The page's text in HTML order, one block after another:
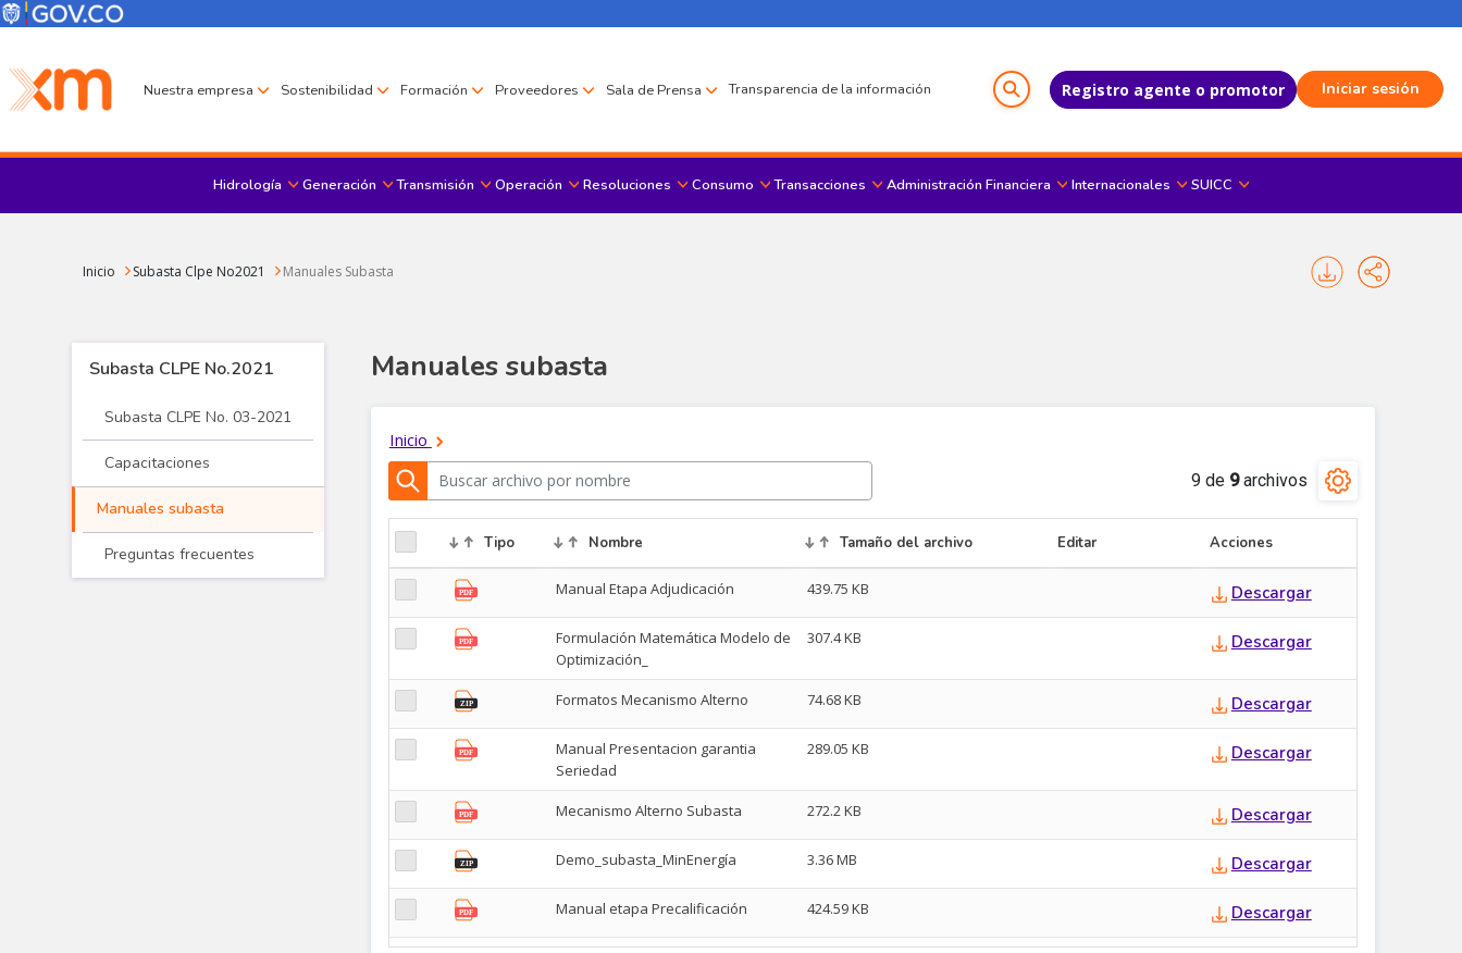
Pasar al contenido principal
Menú Corporativo
Menú de encabezado
Nuestra empresa Sostenibilidad Formación Proveedores Sala de Prensa Transparencia de la información Registro agente o promotor Iniciar sesión
Hidrología Generación Transmisión Operación Resoluciones Consumo Transacciones Administración Financiera Internacionales SUICC
Sobrescribir enlaces de ayuda a la navegación
Inicio Subasta Clpe No2021 Manuales Subasta
Subasta CLPE 2021 - menu agentes
Subasta CLPE No.2021
Subasta CLPE No. 03-2021
Capacitaciones
Manuales subasta
Preguntas frecuentes
Manuales subasta